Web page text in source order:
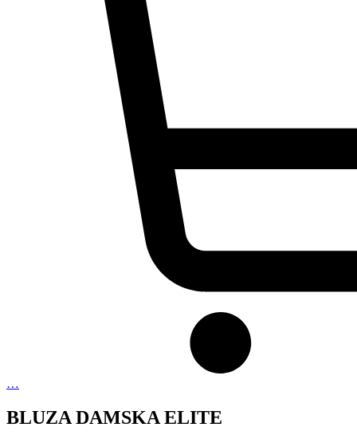
…
BLUZA DAMSKA ELITE